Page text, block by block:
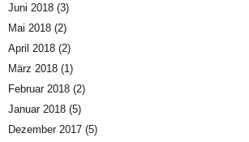
Juni 2018 (3)
Mai 2018 (2)
April 2018 (2)
März 2018 (1)
Februar 2018 (2)
Januar 2018 (5)
Dezember 2017 (5)